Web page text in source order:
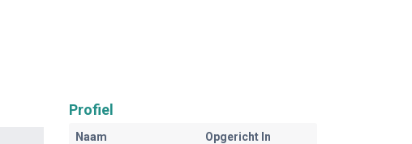
Profiel
Naam
Opgericht In